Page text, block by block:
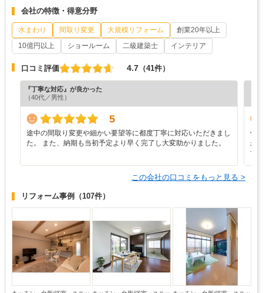
会社の特徴・得意分野
水まわり 間取り変更 大規模リフォーム
創業20年以上
10億円以上
ショールーム 二級建築士 インテリア
口コミ評価 4.7 （41件）
『丁寧な対応』が良かった
（40代／男性）
5
途中の間取り変更や細かい要望等に都度丁寧に対応いただきまし
た。 また、納期も当初予定より早く完了し大変助かりました。
仕
が
甘
この会社の口コミをもっと見る >
リフォーム事例 （107件）